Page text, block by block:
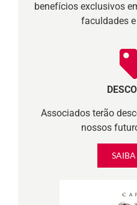
benefícios exclusivos
faculdades
Associados terão
nossos